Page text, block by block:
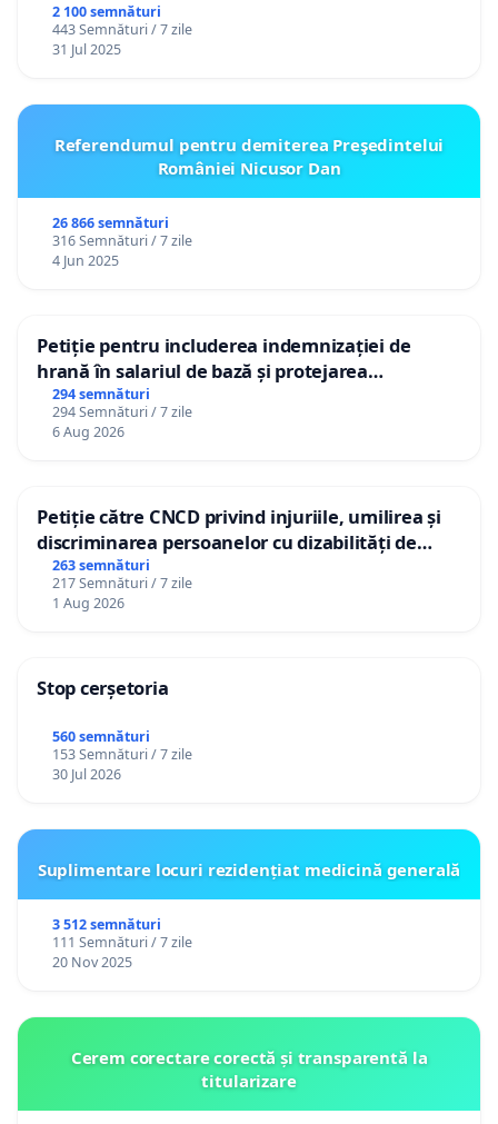
2 100 semnături
443 Semnături / 7 zile
31 Jul 2025
Referendumul pentru demiterea Preşedintelui
României Nicusor Dan
26 866 semnături
316 Semnături / 7 zile
4 Jun 2025
Petiție pentru includerea indemnizației de
hrană în salariul de bază și protejarea
gradațiilor de vechime pentru asistenții
personali
294 semnături
294 Semnături / 7 zile
6 Aug 2026
Petiție către CNCD privind injuriile, umilirea și
discriminarea persoanelor cu dizabilități de
către utilizatorul TikTok „Gorici”
263 semnături
217 Semnături / 7 zile
1 Aug 2026
Stop cerșetoria
560 semnături
153 Semnături / 7 zile
30 Jul 2026
Suplimentare locuri rezidențiat medicină generală
3 512 semnături
111 Semnături / 7 zile
20 Nov 2025
Cerem corectare corectă și transparentă la
titularizare